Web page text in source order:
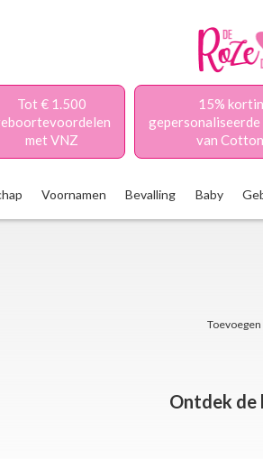
Tot € 1.500
met VNZ
15%
van
Voornamen Bevalling Baby
Ontdek de